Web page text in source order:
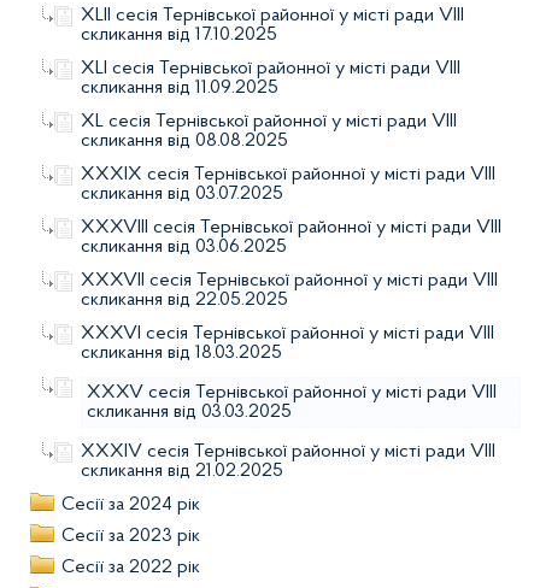
XLII сесія Тернівської районної у місті ради VIIІ
скликання від 17.10.2025
XLI сесія Тернівської районної у місті ради VIIІ
скликання від 11.09.2025
XL сесія Тернівської районної у місті ради VIIІ
скликання від 08.08.2025
XXXIX сесія Тернівської районної у місті ради VIIІ
скликання від 03.07.2025
XXXVІII сесія Тернівської районної у місті ради VIIІ
скликання від 03.06.2025
XXXVІI сесія Тернівської районної у місті ради VIIІ
скликання від 22.05.2025
XXXVІ сесія Тернівської районної у місті ради VIIІ
скликання від 18.03.2025
XXXV сесія Тернівської районної у місті ради VIIІ
скликання від 03.03.2025
XXXІV сесія Тернівської районної у місті ради VIIІ
скликання від 21.02.2025
Сесії за 2024 рік
Сесії за 2023 рік
Сесії за 2022 рік